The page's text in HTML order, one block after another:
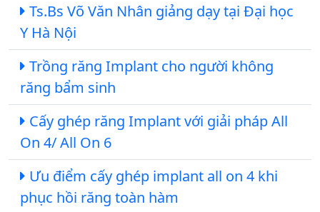
Ts.Bs Võ Văn Nhân giảng dạy tại Đại học
Y Hà Nội
Trồng răng Implant cho người không
răng bẩm sinh
Cấy ghép răng Implant với giải pháp All
On 4/ All On 6
Ưu điểm cấy ghép implant all on 4 khi
phục hồi răng toàn hàm